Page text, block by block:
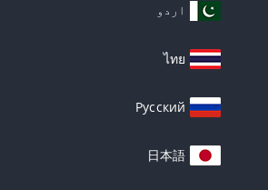
اردو
ไทย
Русский
日本語